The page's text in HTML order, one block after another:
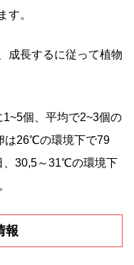
す。
成長するに従って植物
個、平均で2~3個の
は26℃の環境下で79
、30,5～31℃の環境下
報